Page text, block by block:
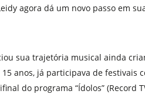
agora dá um novo passo em
sua trajetória musical ainda
15 anos, já participava de festivais
do programa “Ídolos” (Record